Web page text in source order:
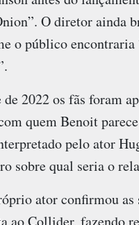
O diretor ainda
o público encontraria
2022 os fãs foram
quem Benoit
pelo ator
sobre qual seria o
ator confirmou as